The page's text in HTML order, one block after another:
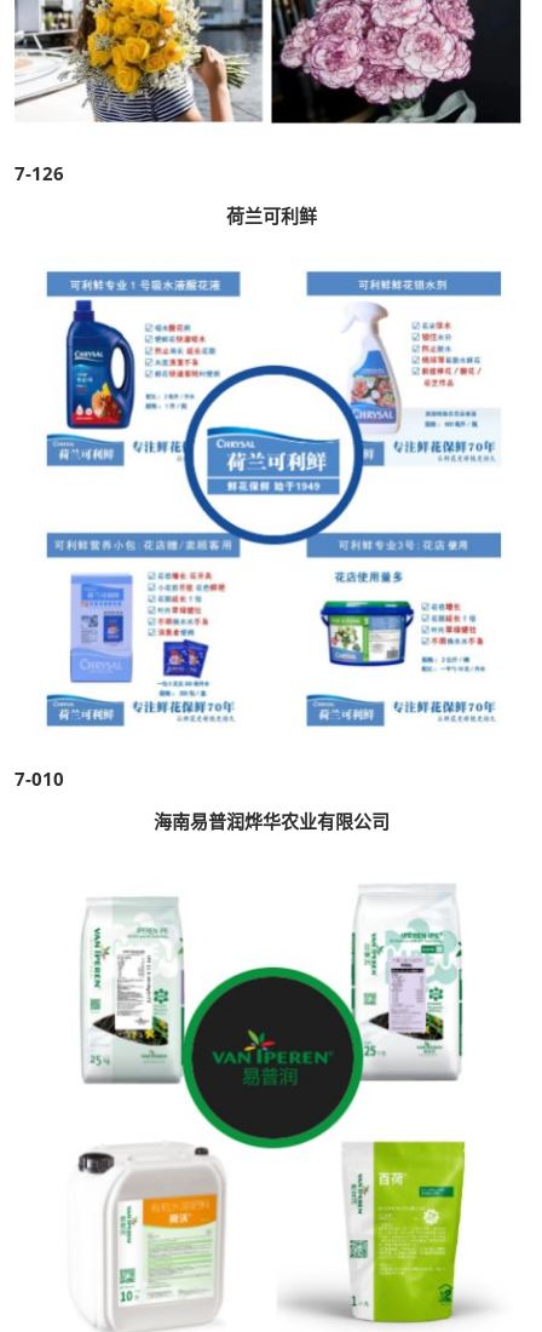
7-126
荷兰可利鲜
7-010
海南易普润烨华农业有限公司